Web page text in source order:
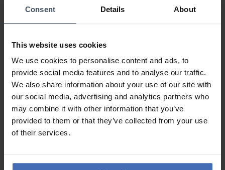
Consent Details About
This website uses cookies
We use cookies to personalise content and ads, to
provide social media features and to analyse our traffic.
We also share information about your use of our site with
our social media, advertising and analytics partners who
may combine it with other information that you’ve
provided to them or that they’ve collected from your use
of their services.
PREZZO-PRESTANZIONE
Einfache bestellung
Promte lieferung
Wunderschöner anhänger
Preis leisung super
ALLE RECENSIONI